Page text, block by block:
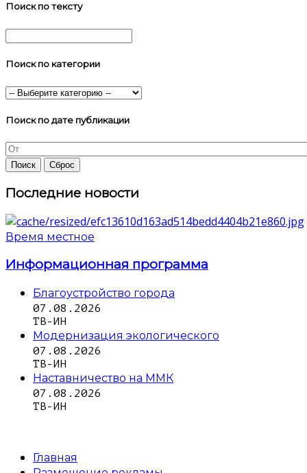
Поиск по тексту
Поиск по категории
Поиск по дате публикации
Последние новости
Время местное
Информационная программа
Благоустройство города
07.08.2026
ТВ-ИН
Модернизация экологического
07.08.2026
ТВ-ИН
Наставничество на ММК
07.08.2026
ТВ-ИН
Главная